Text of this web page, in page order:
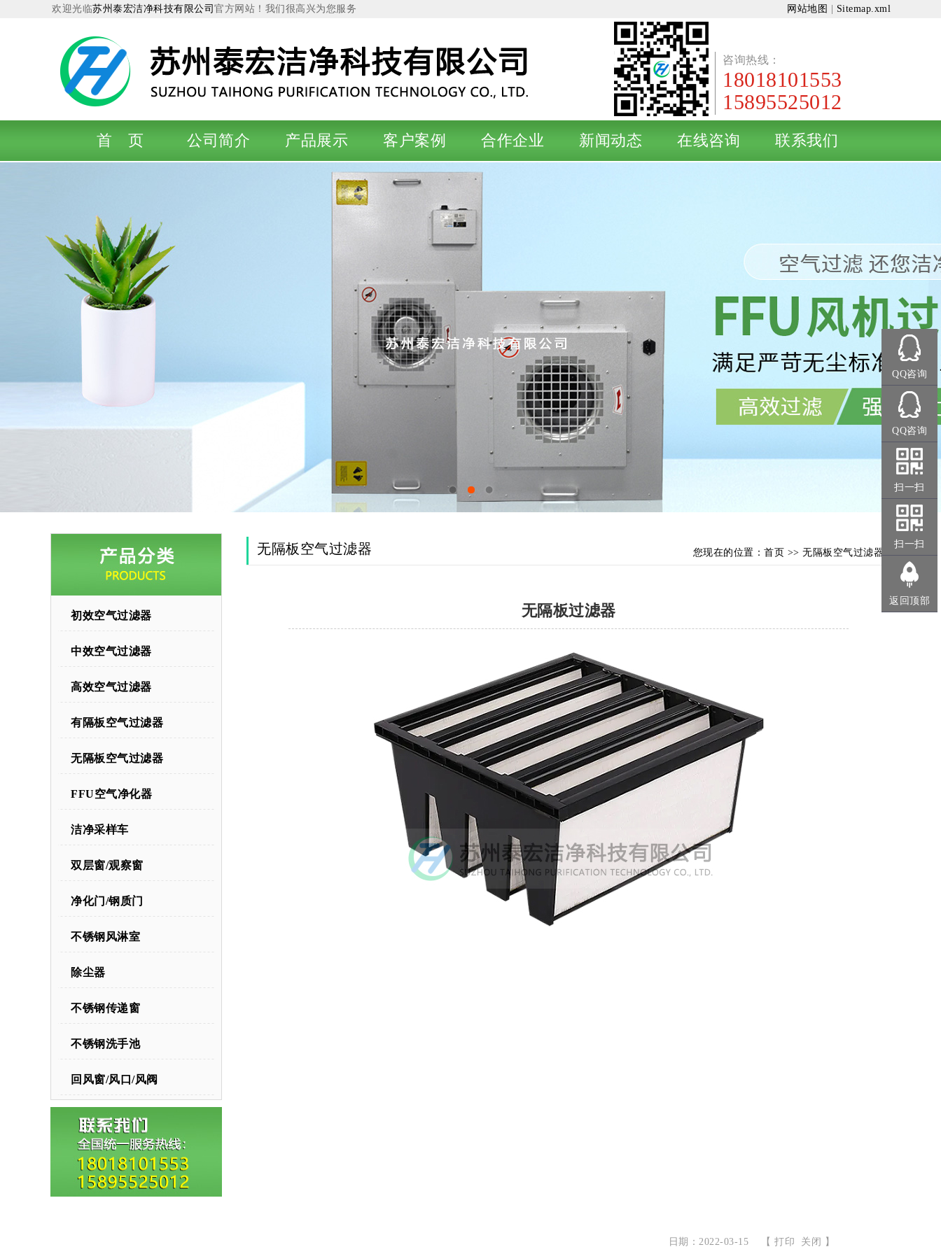
欢迎光临苏州泰宏洁净科技有限公司 官方网站！我们很高兴为您服务 网站地图 Sitemap.xml
咨询热线：
18018101553
15895525012
首 页 公司简介 产品展示 客户案例 合作企业 新闻动态 在线咨询 联系我们
1 2 3
初效空气过滤器
中效空气过滤器
高效空气过滤器
有隔板空气过滤器
无隔板空气过滤器
FFU空气净化器
洁净采样车
双层窗/观察窗
净化门/钢质门
不锈钢风淋室
除尘器
不锈钢传递窗
不锈钢洗手池
回风窗/风口/风阀
无隔板空气过滤器 您现在的位置： 首页 >> 无隔板空气过滤器
无隔板过滤器
日期：2022-03-15 【 打印 关闭 】
QQ咨询
QQ咨询
扫一扫
扫一扫
返回顶部